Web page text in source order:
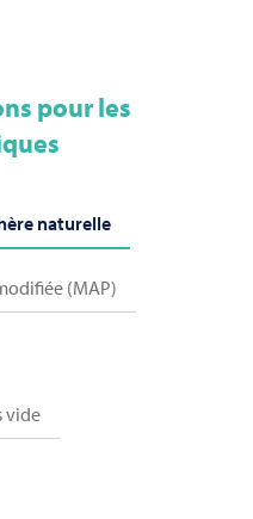
pour les
naturelle
(MAP)
vide